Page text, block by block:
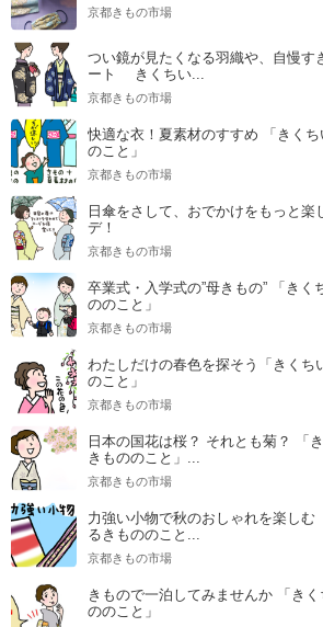
京都きもの市場
つい鏡が見たくなる羽織や、自慢す
ート きくちい...
京都きもの市場
快適な衣！夏素材のすすめ 「きく
のこと」
京都きもの市場
日傘をさして、おでかけをもっと楽
デ！
京都きもの市場
卒業式・入学式の”母きもの” 「きく
ののこと」
京都きもの市場
わたしだけの春色を探そう「きくち
のこと」
京都きもの市場
日本の国花は桜？ それとも菊？ 「
きもののこと」...
京都きもの市場
力強い小物で秋のおしゃれを楽しむ
るきもののこと...
京都きもの市場
きもので一泊してみませんか 「き
ののこと」